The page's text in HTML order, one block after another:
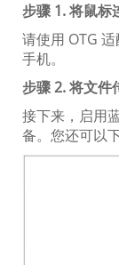
步骤 1. 将鼠标
请使用 OTG
手机。
步骤 2. 将文件
接下来，启用
备。您还可以